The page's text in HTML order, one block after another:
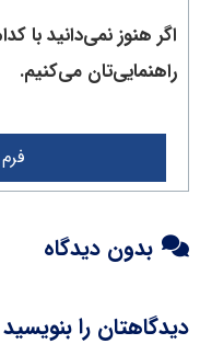
اگر هنوز نمی‌دانید با
راهنمایی‌تان می‌کنیم.
بدون دیدگاه
دیدگاهتان را بنویسید